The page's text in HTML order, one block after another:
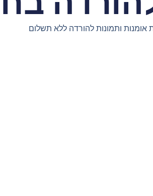
אומנות ותמונות להורדה ללא תשלום